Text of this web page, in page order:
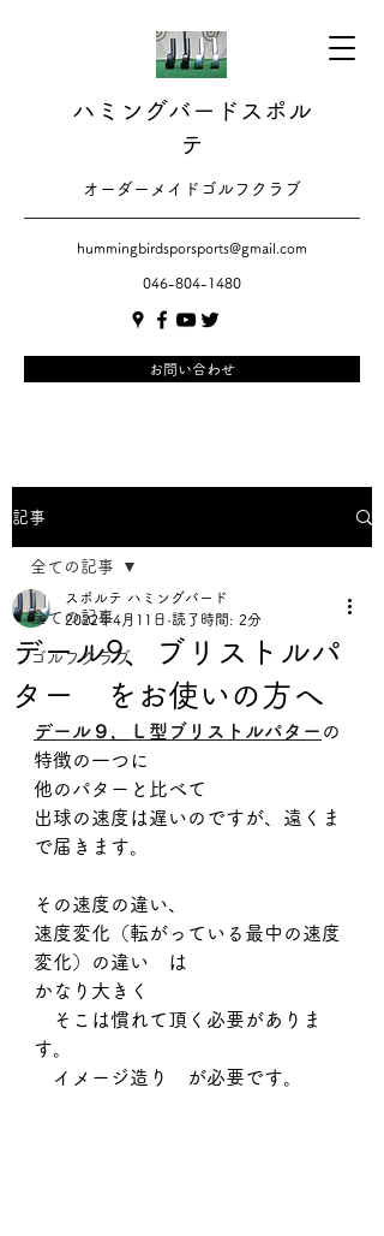
ハミングバードスポル
テ
​​オーダーメイドゴルフクラブ
hummingbirdsporsports@gmail.com
046-804-1480
お問い合わせ
記事
全ての記事
ゴルフクラブ
全ての記事
デール9、ブリストルパ
ター をお使いの方へ
スポルテ ハミングバード
2022年4月11日 読了時間: 2分
デール９ Ｌ型ブリストルパター の
特徴の一つに
他のパターと比べて
出球の速度は遅いのですが、遠くま
で届きます。
その速度の違い、
速度変化（転がっている最中の速度
変化）の違い　は
かなり大きく
そこは慣れて頂く必要がありま
す。
イメージ造り　が必要です。